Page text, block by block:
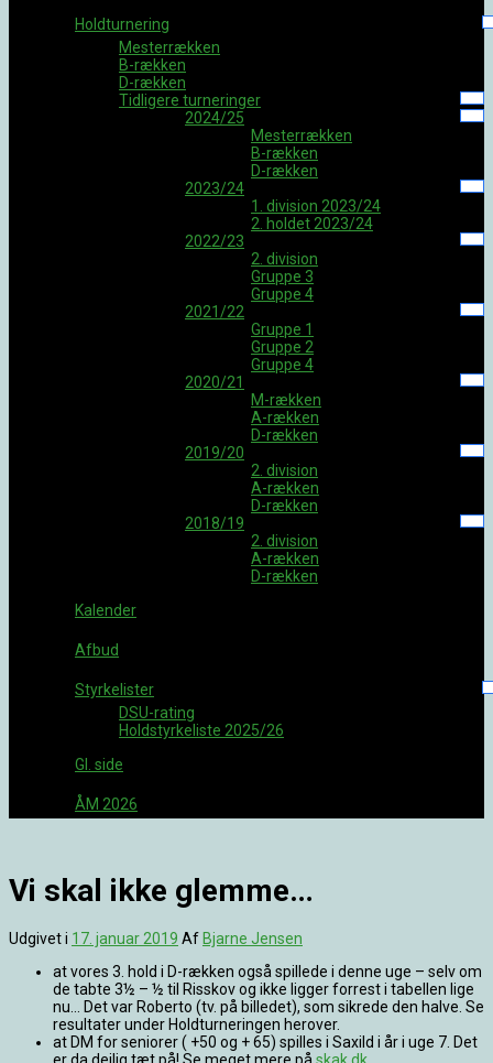
Holdturnering
Mesterrækken
B-rækken
D-rækken
Tidligere turneringer
2024/25
Mesterrækken
B-rækken
D-rækken
2023/24
1. division 2023/24
2. holdet 2023/24
2022/23
2. division
Gruppe 3
Gruppe 4
2021/22
Gruppe 1
Gruppe 2
Gruppe 4
2020/21
M-rækken
A-rækken
D-rækken
2019/20
2. division
A-rækken
D-rækken
2018/19
2. division
A-rækken
D-rækken
Kalender
Afbud
Styrkelister
DSU-rating
Holdstyrkeliste 2025/26
Gl. side
ÅM 2026
Vi skal ikke glemme…
Udgivet i 17. januar 2019 AfBjarne Jensen
at vores 3. hold i D-rækken også spillede i denne uge – selv om
de tabte 3½ – ½ til Risskov og ikke ligger forrest i tabellen lige
nu… Det var Roberto (tv. på billedet), som sikrede den halve. Se
resultater under Holdturneringen herover.
at DM for seniorer ( +50 og + 65) spilles i Saxild i år i uge 7. Det
er da dejlig tæt på! Se meget mere på skak.dk